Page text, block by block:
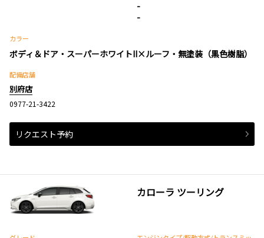
-
-
カラー
ボディ＆ドア・スーパーホワイトII×ルーフ・無塗装（黒色樹脂）
配備店舗
別府店
0977-21-3422
リクエスト予約
カローラ ツーリング